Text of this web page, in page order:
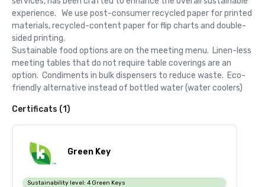
experience.   We use post-consumer recycled paper for printed
materials, recycled-content paper for flip charts and double-
sided printing.
Sustainable food options are on the meeting menu.  Linen-less
meeting tables that do not require table coverings are an
option.  Condiments in bulk dispensers to reduce waste.  Eco-
friendly alternative instead of bottled water (water coolers)
Certificats (1)
Green Key
Sustainability level: 4 Green Keys